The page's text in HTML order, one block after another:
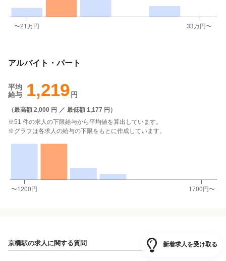
アルバイト・パート
平均
給与
1,219 円
（最高額 2,000 円 ／ 最低額 1,177 円 ）
※51 件の求人の下限給与から平均値を算出しています。
※グラフは各求人の給与の下限をもとに作成しています。
京橋駅の求人に関する質問 新着求人を受け取る